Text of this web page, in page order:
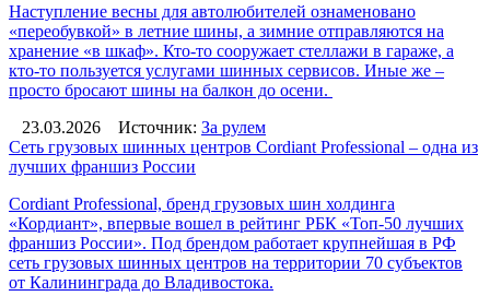
Наступление весны для автолюбителей ознаменовано
«переобувкой» в летние шины, а зимние отправляются на
хранение «в шкаф». Кто-то сооружает стеллажи в гараже, а
кто-то пользуется услугами шинных сервисов. Иные же –
просто бросают шины на балкон до осени.
23.03.2026
Источник: За рулем
Сеть грузовых шинных центров Cordiant Professional – одна из
лучших франшиз России
Cordiant Professional, бренд грузовых шин холдинга
«Кордиант», впервые вошел в рейтинг РБК «Топ-50 лучших
франшиз России». Под брендом работает крупнейшая в РФ
сеть грузовых шинных центров на территории 70 субъектов
от Калининграда до Владивостока.